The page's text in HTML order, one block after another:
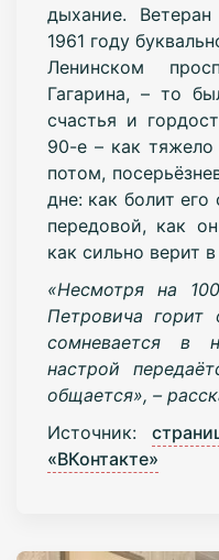
дыхание.
1961 году
Ленинском
Гагарина, – то
счастья и
90-е – как тяжело
потом,
дне: как болит
передовой, как
как сильно верит
«Несмотря на
Петровича
сомневается в
настрой
общается», –
Источник:
«ВКонтакте»